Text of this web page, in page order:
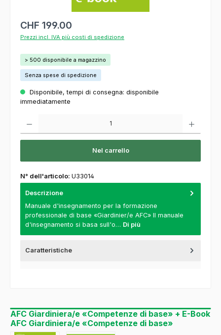
CHF 199.00
Prezzi incl. IVA più costi di spedizione
> 500 disponibile a magazzino
Senza spese di spedizione
Disponibile, tempi di consegna: disponibile
immediatamente
Nel carrello
N° dell'articolo: U33014
Descrizione
Manuale d'insegnamento per la formazione
professionale di base «Giardinier/e AFC» Il manuale
d'insegnamento si basa sull'o… Di più
Caratteristiche
AFC Giardiniera/e «Competenze di base» + E-Book
AFC Giardiniera/e «Competenze di base»